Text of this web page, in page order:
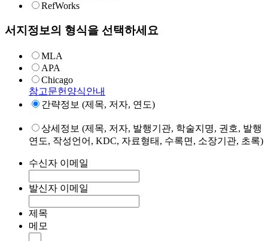
RefWorks
서지정보의 형식을 선택하세요
MLA
APA
Chicago
참고문헌양식안내
간략정보 (제목, 저자, 연도)
상세정보 (제목, 저자, 발행기관, 학술지명, 권호, 발행
연도, 작성언어, KDC, 자료형태, 수록면, 소장기관, 초록)
수신자 이메일
발신자 이메일
제목
메모